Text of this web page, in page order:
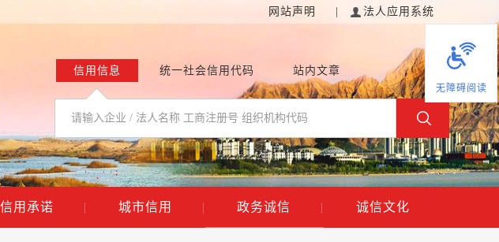
网站声明 法人应用系统
信用信息 统一社会信用代码 站内文章
无障碍阅读
信用承诺 | 城市信用 | 政务诚信 | 诚信文化